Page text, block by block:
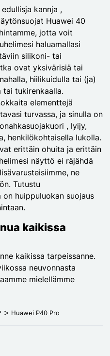
kannja ,
Huawei 40
jotta voit
haluamallasi
silikoni- tai
ovat yksivärisiä tai
hiilikuidulla tai (ja)
tukirenkaalla.
elementtejä
turvassa, ja sinulla on
, lyijy,
henkilökohtaisella lukolla.
erittäin ohuita ja erittäin
näyttö ei räjähdä
ne
Tutustu
huippuluokan suojaus
kaikissa
kaikissa tarpeissanne.
neuvonnasta
mielellämme
Huawei P40 Pro